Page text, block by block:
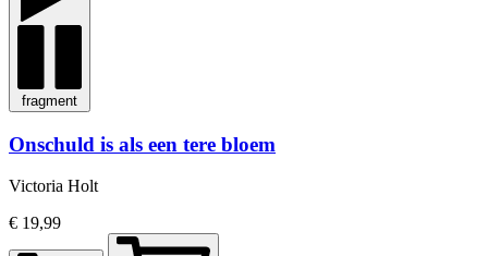
fragment
Onschuld is als een tere bloem
Victoria Holt
€ 19,99